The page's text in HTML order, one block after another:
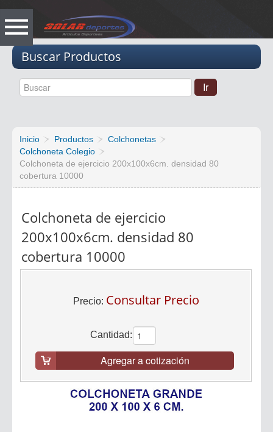
Buscar Productos
Inicio Productos
Colchonetas
Colchoneta Colegio
Colchoneta de ejercicio 200x100x6cm. densidad 80
cobertura 10000
Colchoneta de ejercicio
200x100x6cm. densidad 80
cobertura 10000
Precio: Consultar Precio
Cantidad:
Agregar a cotización